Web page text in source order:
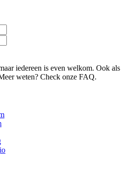
iedereen is even welkom. Ook als
weten? Check onze FAQ.